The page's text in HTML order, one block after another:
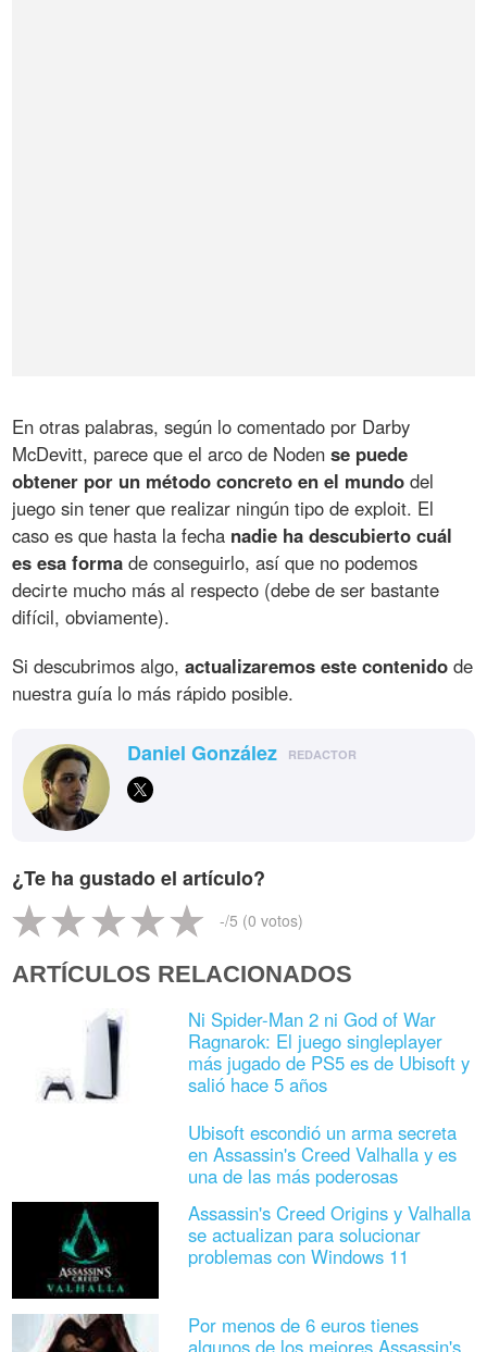
En otras palabras, según lo comentado por Darby
McDevitt, parece que el arco de Nodense puede
obtener por un método concreto en el mundo del
juego sin tener que realizar ningún tipo de exploit. El
caso es que hasta la fecha nadie ha descubierto cuál
es esa forma de conseguirlo, así que no podemos
decirte mucho más al respecto (debe de ser bastante
difícil, obviamente).
Si descubrimos algo,actualizaremos este contenido de
nuestra guía lo más rápido posible.
Daniel González REDACTOR
¿Te ha gustado el artículo?
-/5 (0 votos)
ARTÍCULOS RELACIONADOS
Ni Spider-Man 2 ni God of War
Ragnarok: El juego singleplayer
más jugado de PS5 es de Ubisoft y
salió hace 5 años
Ubisoft escondió un arma secreta
en Assassin's Creed Valhalla y es
una de las más poderosas
Assassin's Creed Origins y Valhalla
se actualizan para solucionar
problemas con Windows 11
Por menos de 6 euros tienes
algunos de los mejores Assassin's